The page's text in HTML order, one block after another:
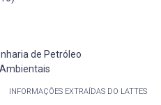
de Petróleo
INFORMAÇÕES EXTRAÍDAS DO LATTES